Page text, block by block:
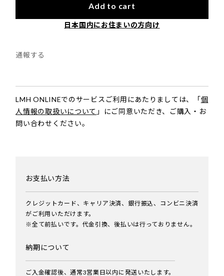
Add to cart
日本国内にお住まいの方向け
通報する
LMH ONLINEでのサービスご利用にあたりましては、 「個
人情報の取扱いについて 」にご同意いただき、
ご購入・お
問い合わせください。
お支払い方法
クレジットカード、キャリア決済、銀行振込、コンビニ決済
がご利用いただけます。
※全て前払いです。代金引換、後払いは行っておりません。
納期について
ご入金確認後、通常3営業日以内に発送いたします。